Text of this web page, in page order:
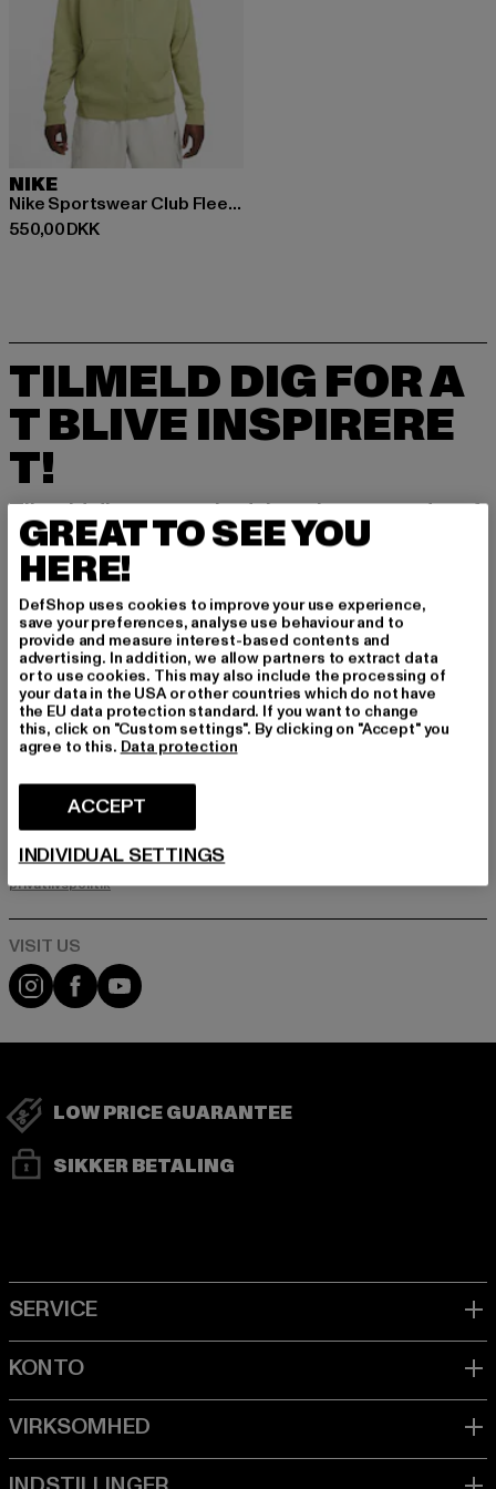
NIKE
Nike Sportswear Club Fleece Zip Hoodies
550,00 DKK
Nuværende pris: 550,00 DKK
TILMELD DIG FOR A
T BLIVE INSPIRERE
T!
Tilmeld dig vores nyhedsbrev her og modtag f
remtidige oplysninger om aktuelle trends, tilbu
d og kuponer fra DefShop via e-mail!
Hvilke produkter er du interesseret i?
MÆND
KVINDER
E-MAIL
Oplysninger om, hvordan DefShop håndterer dine data, kan findes i
privatlivspolitik
Visit our Instagram page:
Visit our Facebook page:
Visit our YouTube channel:
LOW PRICE GUARANTEE
SIKKER BETALING
GREAT TO SEE YOU
HERE!
DefShop uses cookies to improve your use experience,
save your preferences, analyse use behaviour and to
provide and measure interest-based contents and
advertising. In addition, we allow partners to extract data
or to use cookies. This may also include the processing of
your data in the USA or other countries which do not have
the EU data protection standard. If you want to change
this, click on "Custom settings". By clicking on "Accept" you
agree to this. Data protection
ACCEPT
INDIVIDUAL SETTINGS